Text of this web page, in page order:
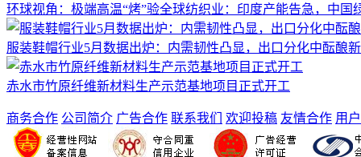
环球视角：极端高温“烤”验全球纺织业：印度产能告急，中国
服装鞋帽行业5月数据出炉：内需韧性凸显，出口分化中酝酿
赤水市竹原纤维新材料生产示范基地项目正式开工
商务合作 公司简介 广告合作 联系我们 欢迎投稿 友情合作 用